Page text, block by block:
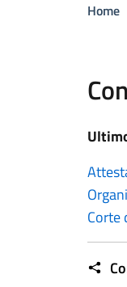
Home
Corte